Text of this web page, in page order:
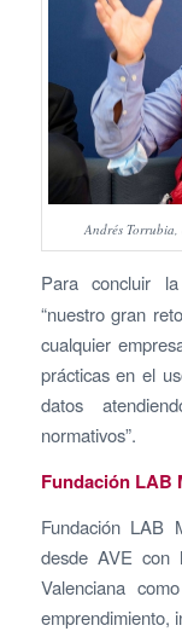
Andrés
Para concluir
“nuestro gran
cualquier
prácticas en el
datos
normativos”.
Fundación LAB
Fundación LAB
desde AVE con
Valenciana
emprendimiento,